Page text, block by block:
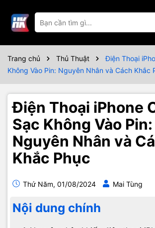
Trang chủ Thủ Thuật
Điện Thoại
Không Vào Pin: Nguyên Nhân và Cách Khắc
Điện Thoại iPhone
Sạc Không Vào Pin:
Nguyên Nhân và
Khắc Phục
Thứ Năm, 01/08/2024 Mai Tùng
Nội dung chính